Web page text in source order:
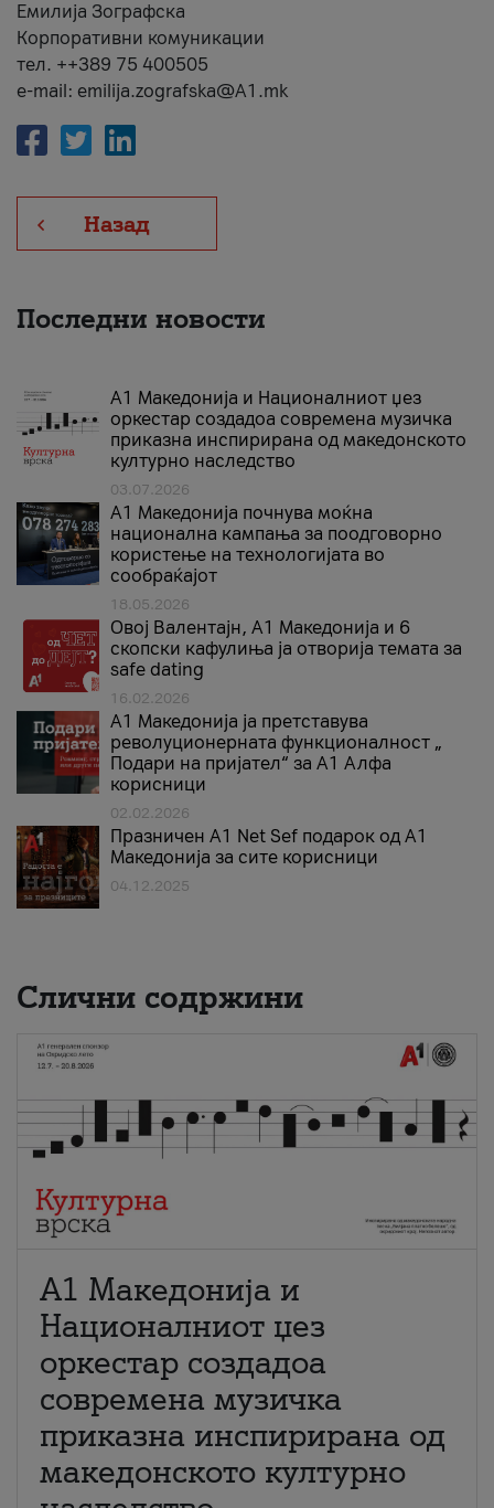
Емилија Зографска
Корпоративни комуникации
тел. ++389 75 400505
e-mail: emilija.zografska@A1.mk
Назад
Последни новости
А1 Македонија и Националниот џез
оркестар создадоа современа музичка
приказна инспирирана од македонското
културно наследство
03.07.2026
A1 Македонија почнува моќна
национална кампања за поодговорно
користење на технологијата во
сообраќајот
18.05.2026
Овој Валентајн, A1 Македонија и 6
скопски кафулиња ја отворија темата за
safe dating
16.02.2026
А1 Македонија ја претставува
револуционерната функционалност „
Подари на пријател“ за А1 Алфа
корисници
02.02.2026
Празничен A1 Net Sеf подарок од А1
Македонија за сите корисници
04.12.2025
Слични содржини
А1 Македонија и
Националниот џез
оркестар создадоа
современа музичка
приказна инспирирана од
македонското културно